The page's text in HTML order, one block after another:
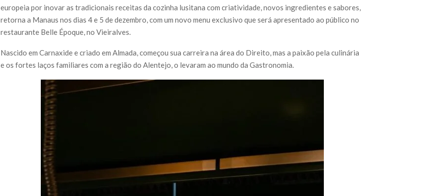
europeia por inovar as tradicionais receitas da cozinha lusitana com criatividade, novos ingredientes e sabores,
retorna a Manaus nos dias 4 e 5 de dezembro, com um novo menu exclusivo que será apresentado ao público no
restaurante Belle Époque, no Vieiralves.
Nascido em Carnaxide e criado em Almada, começou sua carreira na área do Direito, mas a paixão pela culinária
e os fortes laços familiares com a região do Alentejo, o levaram ao mundo da Gastronomia.